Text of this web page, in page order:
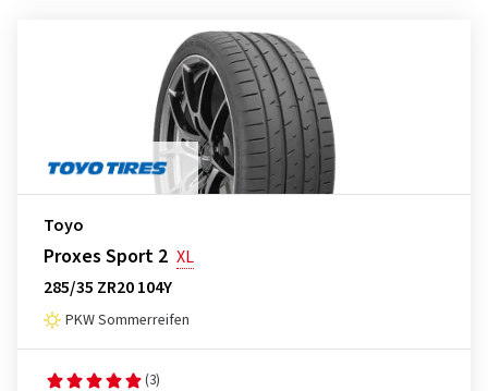
Toyo
Proxes Sport 2 XL
285/35 ZR20 104Y
PKW Sommerreifen
(3)